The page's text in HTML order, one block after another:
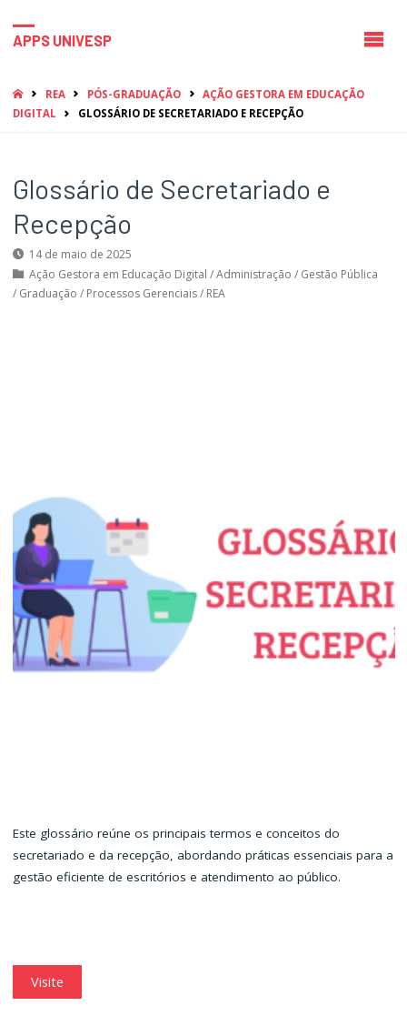
APPS UNIVESP
HOMEREA PÓS-GRADUAÇÃO
AÇÃO GESTORA EM EDUCAÇÃO
DIGITAL
GLOSSÁRIO DE SECRETARIADO E RECEPÇÃO
Glossário de Secretariado e
Recepção
14 de maio de 2025
Ação Gestora em Educação Digital /Administração / Gestão Pública
/ Graduação / Processos Gerenciais/ REA
Este glossário reúne os principais termos e conceitos do
secretariado e da recepção, abordando práticas essenciais para a
gestão eficiente de escritórios e atendimento ao público.
Visite